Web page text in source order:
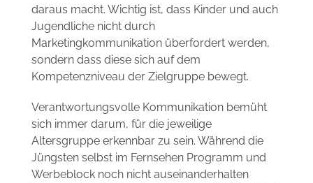
daraus macht. Wichtig ist, dass Kinder und auch
Jugendliche nicht durch
Marketingkommunikation überfordert werden,
sondern dass diese sich auf dem
Kompetenzniveau der Zielgruppe bewegt.
Verantwortungsvolle Kommunikation bemüht
sich immer darum, für die jeweilige
Altersgruppe erkennbar zu sein. Während die
Jüngsten selbst im Fernsehen Programm und
Werbeblock noch nicht auseinanderhalten